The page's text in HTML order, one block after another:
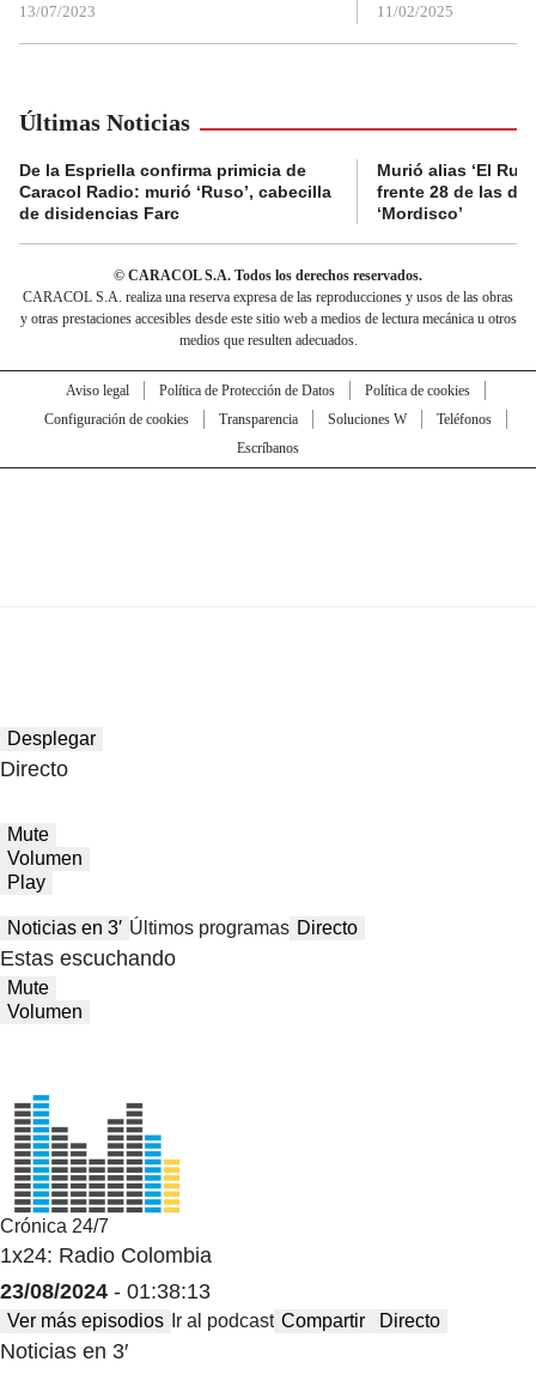
13/07/2023 11/02/2025
Últimas Noticias
De la Espriella confirma primicia de
Caracol Radio: murió ‘Ruso’, cabecilla
de disidencias Farc
Murió alias ‘El
frente 28 de las
‘Mordisco’
© CARACOL S.A. Todos los derechos reservados.
CARACOL S.A. realiza una reserva expresa de las reproducciones y usos de las obras
y otras prestaciones accesibles desde este sitio web a medios de lectura mecánica u otros
medios que resulten adecuados.
Aviso legal Política de Protección de Datos
Política de cookies
Configuración de cookies
Transparencia Soluciones W
Teléfonos
Escríbanos
Desplegar
Directo
Mute
Volumen
Play
Noticias en 3′ Últimos programas Directo
Estas escuchando
Mute
Volumen
Crónica 24/7
1x24: Radio Colombia
23/08/2024 - 01:38:13
Ver más episodios Ir al podcast Compartir Directo
Noticias en 3′